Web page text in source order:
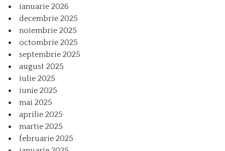
ianuarie 2026
decembrie 2025
noiembrie 2025
octombrie 2025
septembrie 2025
august 2025
iulie 2025
iunie 2025
mai 2025
aprilie 2025
martie 2025
februarie 2025